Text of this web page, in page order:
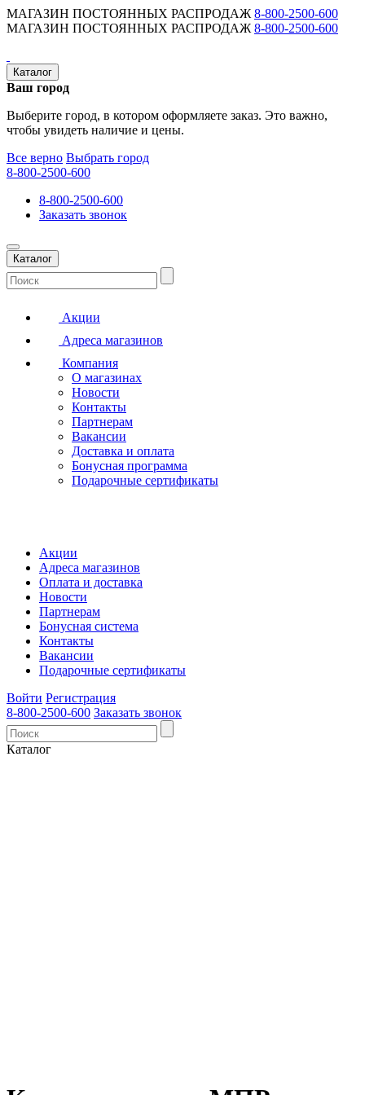
МАГАЗИН ПОСТОЯННЫХ РАСПРОДАЖ 8-800-2500-600
МАГАЗИН ПОСТОЯННЫХ РАСПРОДАЖ 8-800-2500-600
Каталог
Ваш город
Выберите город, в котором оформляете заказ. Это важно,
чтобы увидеть наличие и цены.
Все верно Выбрать город
8-800-2500-600
8-800-2500-600
Заказать звонок
Каталог
Акции
Адреса магазинов
Компания
О магазинах
Новости
Контакты
Партнерам
Вакансии
Доставка и оплата
Бонусная программа
Подарочные сертификаты
Акции
Адреса магазинов
Оплата и доставка
Новости
Партнерам
Бонусная система
Контакты
Вакансии
Подарочные сертификаты
Войти Регистрация
8-800-2500-600 Заказать звонок
Каталог